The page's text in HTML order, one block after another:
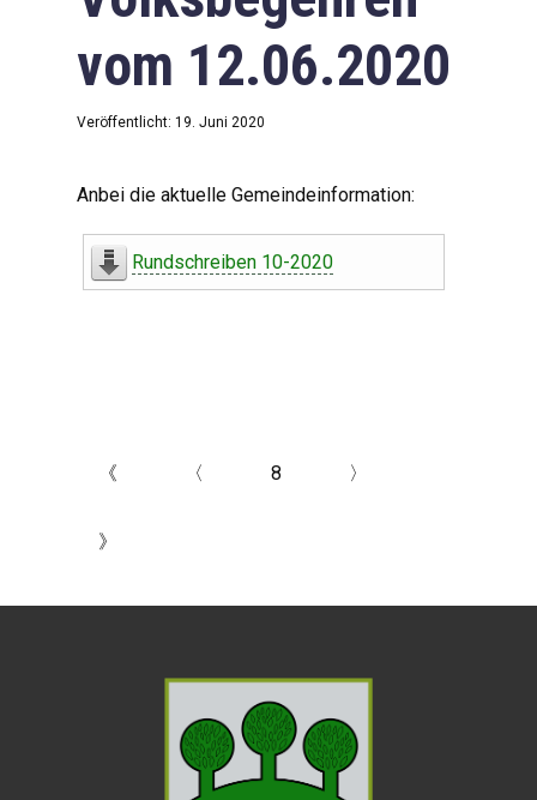
vom 12.06.2020
Veröffentlicht: 19. Juni 2020
Anbei die aktuelle Gemeindeinformation:
Rundschreiben 10-2020
《 〈 8 〉
》